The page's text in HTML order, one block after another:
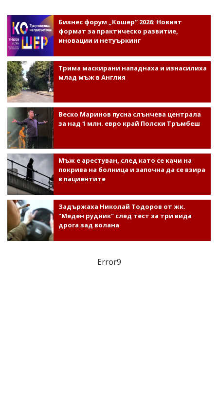
Бизнес форум „Кошер“ 2026: Новият
формат за практическо развитие,
иновации и нетуъркинг
Трима маскирани нападнаха и изнасилиха
млад мъж в Англия
Веско Маринов пусна слънчева централа
за над 1 млн. евро край Полски Тръмбеш
Мъж е арестуван, след като се качи на
покрива на болница и започна да се взира
в пациентите
Задържаха Николай Тодоров от жк.
"Меден рудник" след тест за три вида
дрога зад волана
Error9